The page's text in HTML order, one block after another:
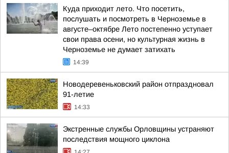
Куда приходит лето. Что посетить,
послушать и посмотреть в Черноземье в
августе–октябре Лето постепенно уступает
свои права осени, но культурная жизнь в
Черноземье не думает затихать
14:39
Новодеревеньковский район отпраздновал
91-летие
14:33
Экстренные службы Орловщины устраняют
последствия мощного циклона